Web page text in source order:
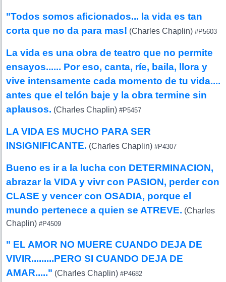
"Todos somos aficionados... la vida es tan
corta que no da para mas! (Charles Chaplin) #P5603
La vida es una obra de teatro que no permite
ensayos...... Por eso, canta, ríe, baila, llora y
vive intensamente cada momento de tu vida....
antes que el telón baje y la obra termine sin
aplausos. (Charles Chaplin) #P5457
LA VIDA ES MUCHO PARA SER
INSIGNIFICANTE. (Charles Chaplin) #P4307
Bueno es ir a la lucha con DETERMINACION,
abrazar la VIDA y vivr con PASION, perder con
CLASE y vencer con OSADIA, porque el
mundo pertenece a quien se ATREVE. (Charles
Chaplin) #P4509
" EL AMOR NO MUERE CUANDO DEJA DE
VIVIR.........PERO SI CUANDO DEJA DE
AMAR....." (Charles Chaplin) #P4682